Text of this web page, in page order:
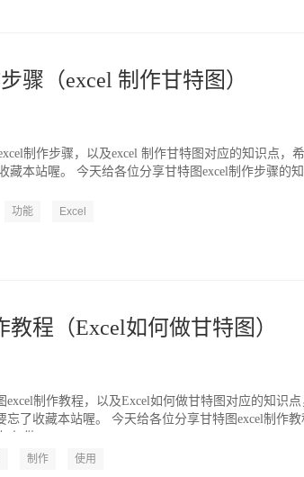
骤（excel 制作甘特图）
制作步骤，以及excel 制作甘特图对应的知识点，
藏本站喔。 今天给各位分享甘特图excel制作步骤的知
功能 Excel
教程（Excel如何做甘特图）
制作教程，以及Excel如何做甘特图对应的知识点
忘了收藏本站喔。 今天给各位分享甘特图excel制作教
制作 使用